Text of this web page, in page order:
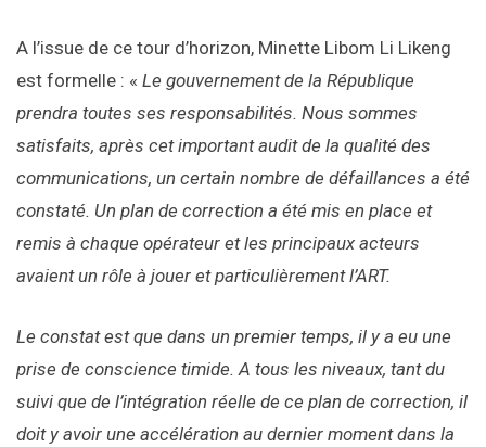
A l’issue de ce tour d’horizon, Minette Libom Li Likeng
est formelle : « Le gouvernement de la République
prendra toutes ses responsabilités. Nous sommes
satisfaits, après cet important audit de la qualité des
communications, un certain nombre de défaillances a été
constaté. Un plan de correction a été mis en place et
remis à chaque opérateur et les principaux acteurs
avaient un rôle à jouer et particulièrement l’ART.
Le constat est que dans un premier temps, il y a eu une
prise de conscience timide. A tous les niveaux, tant du
suivi que de l’intégration réelle de ce plan de correction, il
doit y avoir une accélération au dernier moment dans la